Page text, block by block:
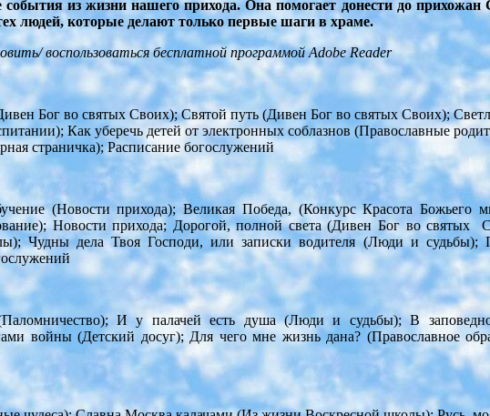
из жизни нашего прихода. Она помогает донести до прихожан
людей, которые делают только первые шаги в храме.
воспользоваться бесплатной программой Adobe Reader
Бог во святых Своих); Святой путь (Дивен Бог во святых Своих);
Как уберечь детей от электронных соблазнов (Православные
страничка); Расписание богослужений
(Новости прихода); Великая Победа, (Конкурс Красота
Новости прихода; Дорогой, полной света (Дивен Бог во
Чудны дела Твоя Господи, или записки водителя (Люди и
(Паломничество); И у палачей есть душа (Люди и судьбы); В
войны (Детский досуг); Для чего мне жизнь дана? (Православное